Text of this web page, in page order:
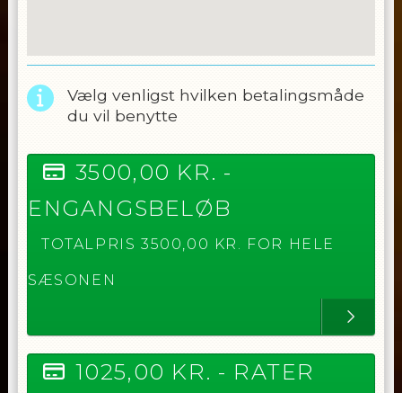
Vælg venligst hvilken betalingsmåde
du vil benytte
3500,00 KR. -
ENGANGSBELØB
TOTALPRIS 3500,00 KR. FOR HELE
SÆSONEN
1025,00 KR. - RATER